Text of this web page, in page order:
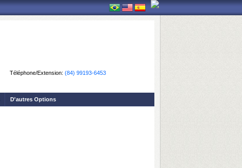
Téléphone/Extension: (84) 99193-6453
D'autres Options